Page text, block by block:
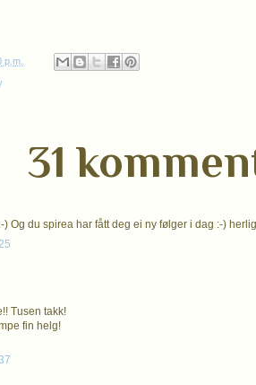
p.m.
31
) Og du spirea har fått deg ei ny følger i dag :-)
Tusen takk!
fin helg!